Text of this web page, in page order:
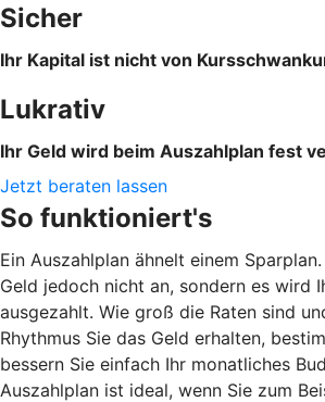
Sicher
Ihr Kapital ist nicht von
Lukrativ
Ihr Geld wird beim Auszahlplan fest
Jetzt beraten lassen
So funktioniert's
Ein Auszahlplan ähnelt einem
Geld jedoch nicht an, sondern es wird
ausgezahlt. Wie groß die Raten sind
Rhythmus Sie das Geld erhalten,
bessern Sie einfach Ihr monatliches
Auszahlplan ist ideal, wenn Sie zum